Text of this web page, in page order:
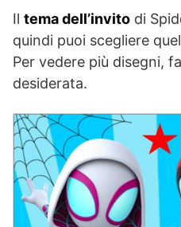
Il tema dell’invito di
quindi puoi scegliere
Per vedere più disegni,
desiderata.